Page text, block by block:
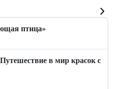
птица»
в мир красок с